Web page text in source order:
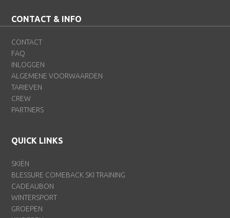
CONTACT & INFO
CONTACT
FAQ
INLOGGEN
ALGEMENE VOORWAARDEN
TARIEVEN
CREW
PARTNERS
QUICK LINKS
SKIËN
BLESSURE COMEBACK SKI TRAINING
CADEAUBON
WINTERSPORT
GROEPEN